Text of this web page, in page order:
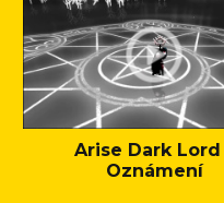
Arise Dark Lord
Oznámení